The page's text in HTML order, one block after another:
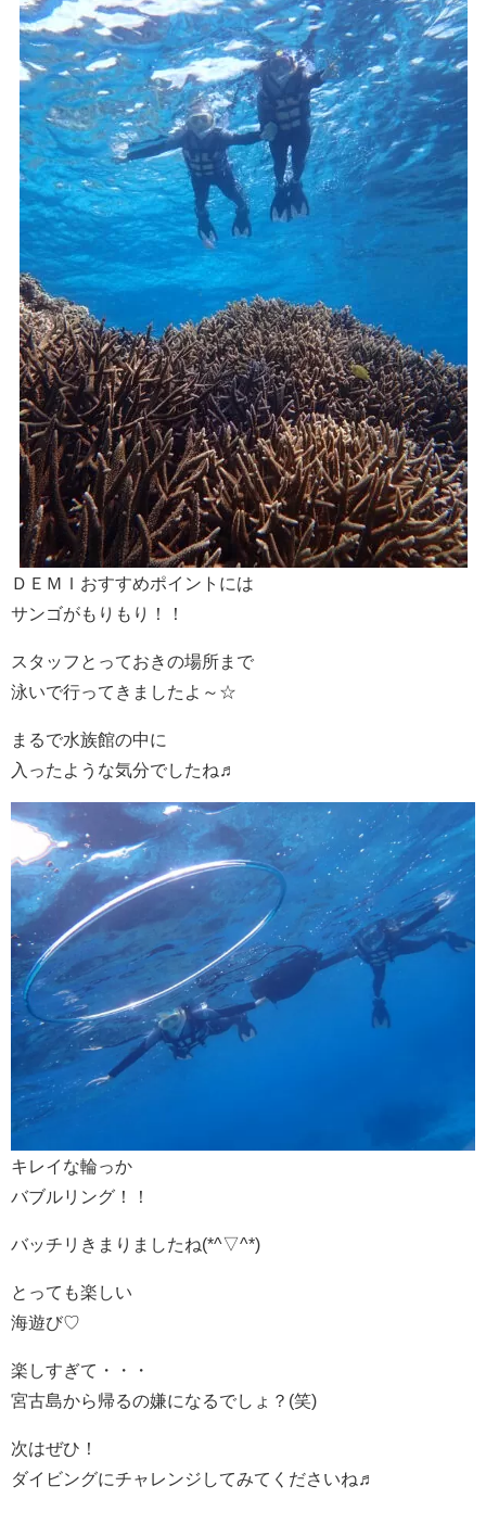
ＤＥＭＩおすすめポイントには
サンゴがもりもり！！
スタッフとっておきの場所まで
泳いで行ってきましたよ～☆
まるで水族館の中に
入ったような気分でしたね♬
キレイな輪っか
バブルリング！！
バッチリきまりましたね(*^▽^*)
とっても楽しい
海遊び♡
楽しすぎて・・・
宮古島から帰るの嫌になるでしょ？(笑)
次はぜひ！
ダイビングにチャレンジしてみてくださいね♬